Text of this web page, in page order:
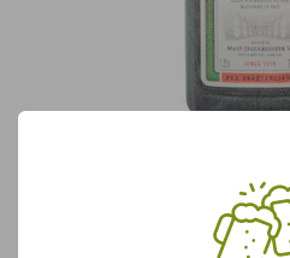
Jagermeister 35%